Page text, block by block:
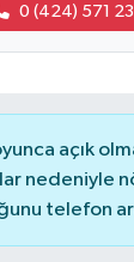
0 (424) 571
açık
nedeniyle
telefon